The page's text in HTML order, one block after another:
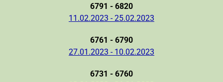
6791 - 6820
11.02.2023 - 25.02.2023
6761 - 6790
27.01.2023 - 10.02.2023
6731 - 6760